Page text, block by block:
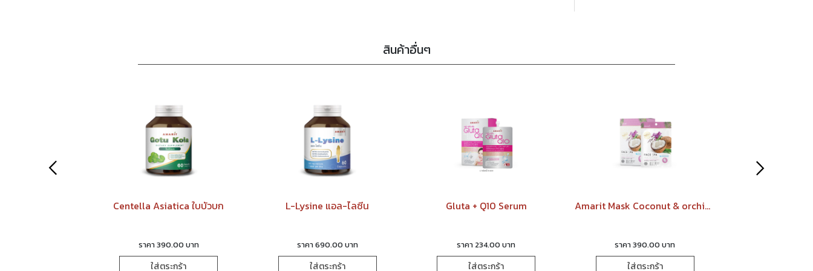
สินค้าอื่นๆ
Centella Asiatica ใบบัวบก
ราคา 390.00 บาท
ใส่ตระกร้า
L-Lysine แอล-ไลซีน
ราคา 690.00 บาท
ใส่ตระกร้า
Gluta + Q10 Serum
ราคา 234.00 บาท
ใส่ตระกร้า
Amarit Mask Coconut & orchid extract มาส์กมะพร้าว&กล้วยไม้ป่า
ราคา 390.00 บาท
ใส่ตระกร้า